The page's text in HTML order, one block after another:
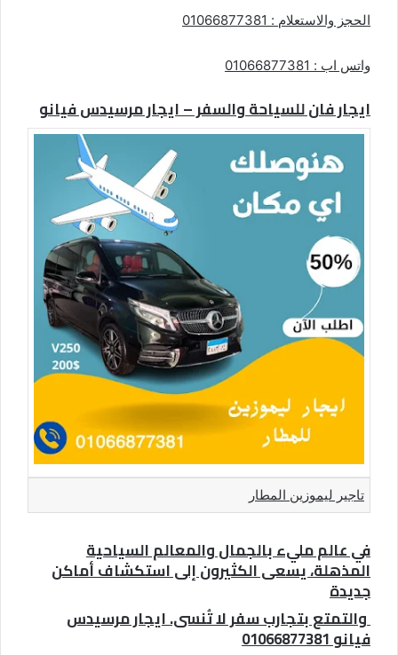
الحجز والاستعلام : 01066877381
واتس اب : 01066877381
ايجار فان للسياحة والسفر – ايجار مرسيدس فيانو
تاجير ليموزين المطار
في عالم مليء بالجمال والمعالم السياحية
المذهلة، يسعى الكثيرون إلى استكشاف أماكن
جديدة
والتمتع بتجارب سفر لا تُنسى. ايجار مرسيدس
فيانو 01066877381